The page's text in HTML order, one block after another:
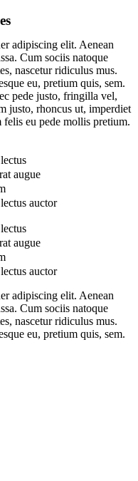
adipiscing elit. Aenean
Cum sociis natoque
nascetur ridiculus mus.
eu, pretium quis, sem.
pede justo, fringilla vel,
justo, rhoncus ut, imperdiet
eu pede mollis pretium.
augue
auctor
augue
auctor
adipiscing elit. Aenean
Cum sociis natoque
nascetur ridiculus mus.
eu, pretium quis, sem.